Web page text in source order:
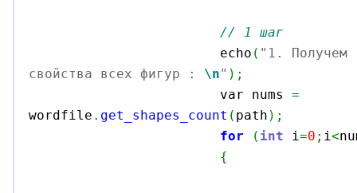
// 1 шаг
			echo
( "1. Получем
свойства всех фигур : \n" ) ;
var nums =
wordfile . get_shapes_count ( path ) ;
for
( int i=0 ; i<
{